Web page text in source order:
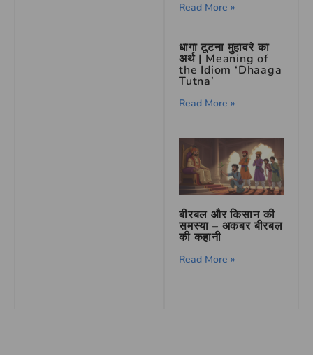
Read More »
धागा टूटना मुहावरे का
अर्थ | Meaning of
the Idiom ‘Dhaaga
Tutna’
Read More »
बीरबल और किसान की
समस्या – अकबर बीरबल
की कहानी
Read More »